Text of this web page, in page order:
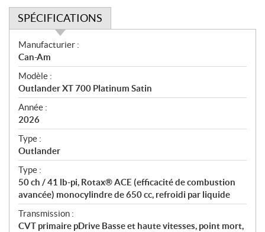
SPÉCIFICATIONS
S
p
é
c
i
f
i
c
a
t
i
o
n
s
Manufacturier :
Can-Am
Modèle :
Outlander XT 700 Platinum Satin
Année :
2026
Type :
Outlander
Type :
50 ch / 41 lb-pi, Rotax® ACE (efficacité de combustion
avancée) monocylindre de 650 cc, refroidi par liquide
Transmission :
CVT primaire pDrive Basse et haute vitesses, point mort,